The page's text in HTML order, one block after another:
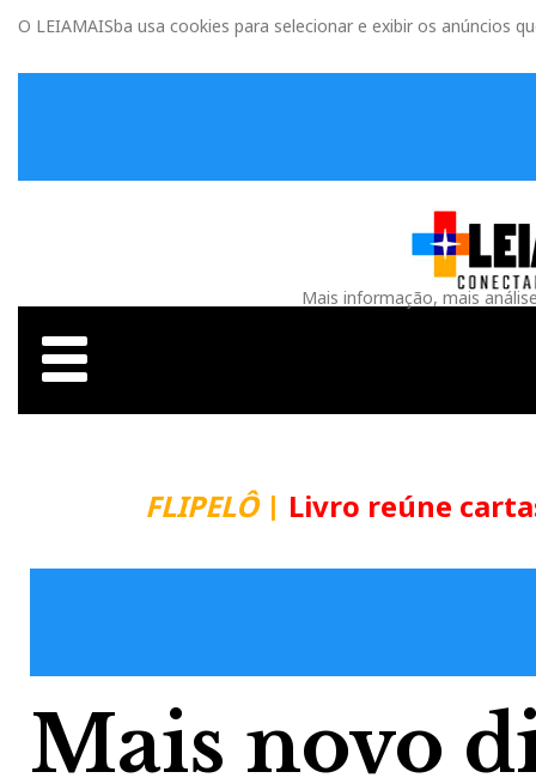
O LEIAMAISba usa cookies para selecionar e exibir os anúncios
Mais informação, mais
FLIPELÔ| Livro reúne
Mais novo